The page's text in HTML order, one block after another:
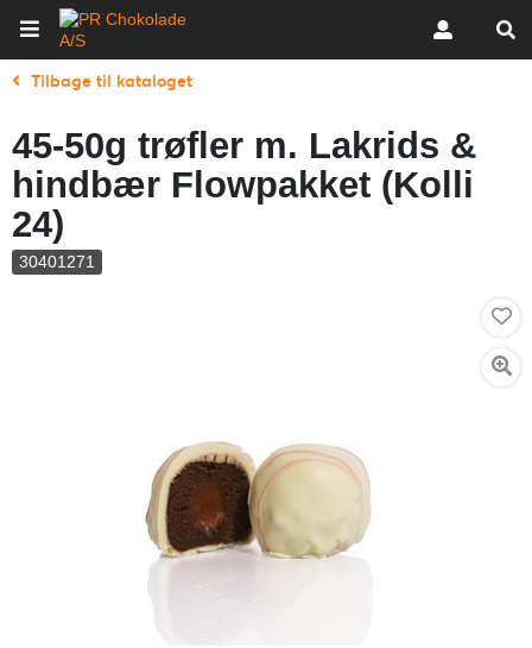
Tilbage til kataloget
45-50g trøfler m. Lakrids &
hindbær Flowpakket (Kolli
24)
30401271